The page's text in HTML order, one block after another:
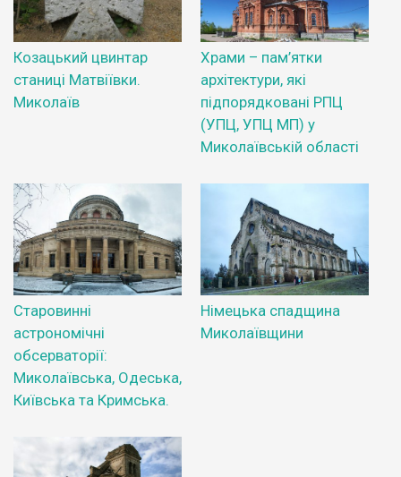
Козацький цвинтар
станиці Матвіївки.
Миколаїв
Храми – пам’ятки
архітектури, які
підпорядковані РПЦ
(УПЦ, УПЦ МП) у
Миколаївській області
Старовинні
астрономічні
обсерваторії:
Миколаївська, Одеська,
Київська та Кримська.
Німецька спадщина
Миколаївщини